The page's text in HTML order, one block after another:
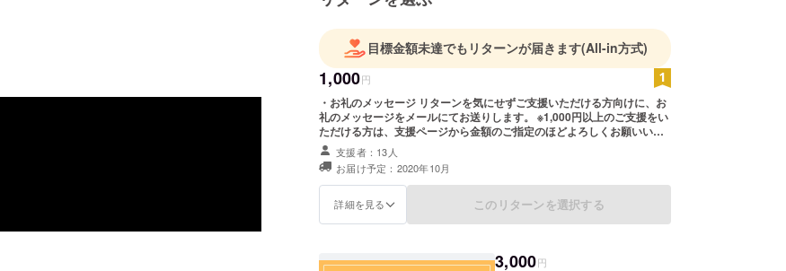
目標金額未達でもリターンが届きます(All-in方式)
1,000円
・お礼のメッセージ リターンを気にせずご支援いただける方向けに、お
礼のメッセージをメールにてお送りします。 ※1,000円以上のご支援をい
ただける方は、支援ページから金額のご指定のほどよろしくお願いいた
します。
支援者：13人
お届け予定：2020年10月
詳細を見る このリターンを選択する
3,000円